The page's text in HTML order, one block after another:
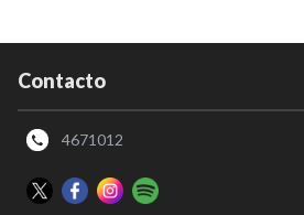
Contacto
4671012